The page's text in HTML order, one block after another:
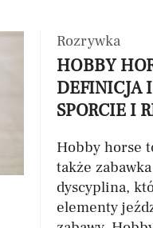
Rozrywka
HOBBY
DEFINICJA
SPORCIE I
Hobby horse
także
dyscyplina,
elementy